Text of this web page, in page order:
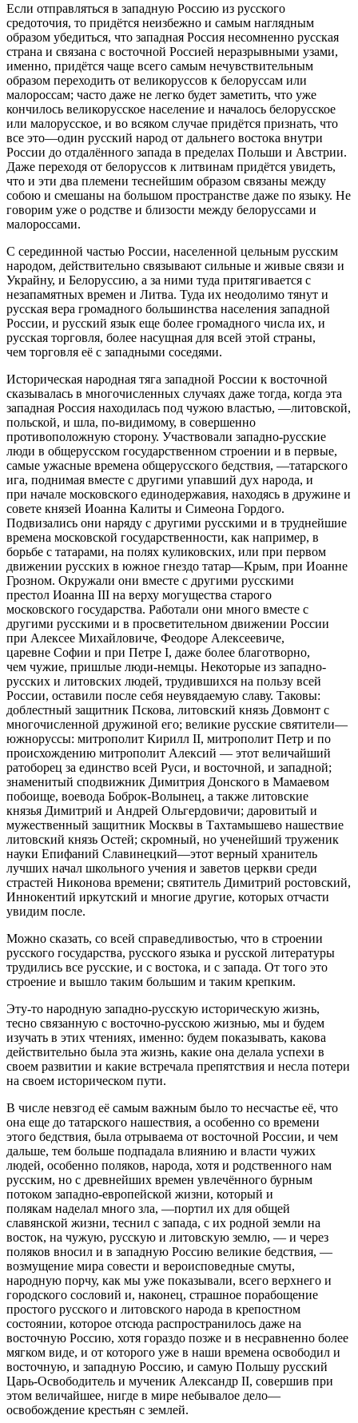
Если отправляться в западную Россию из русского
средоточия, то придётся неизбежно и самым наглядным
образом убедиться, что западная Россия несомненно русская
страна и связана с восточной Россией неразрывными узами,
именно, придётся чаще всего самым нечувствительным
образом переходить от великоруссов к белоруссам или
малороссам; часто даже не легко будет заметить, что уже
кончилось великорусское население и началось белорусское
или малорусское, и во всяком случае придётся признать, что
все это—один русский народ от дальнего востока внутри
России до отдалённого запада в пределах Польши и Австрии.
Даже переходя от белоруссов к литвинам придётся увидеть,
что и эти два племени теснейшим образом связаны между
собою и смешаны на большом пространстве даже по языку. Не
говорим уже о родстве и близости между белоруссами и
малороссами.
С серединной частью России, населенной цельным русским
народом, действительно связывают сильные и живые связи и
Украйну, и Белоруссию, а за ними туда притягивается с
незапамятных времен и Литва. Туда их неодолимо тянут и
русская вера громадного большинства населения западной
России, и русский язык еще более громадного числа их, и
русская торговля, более насущная для всей этой страны,
чем торговля её с западными соседями.
Историческая народная тяга западной России к восточной
сказывалась в многочисленных случаях даже тогда, когда эта
западная Россия находилась под чужою властью, —литовской,
польской, и шла, по-видимому, в совершенно
противоположную сторону. Участвовали западно-русские
люди в общерусском государственном строении и в первые,
самые ужасные времена общерусского бедствия, —татарского
ига, поднимая вместе с другими упавший дух народа, и
при начале московского единодержавия, находясь в дружине и
совете князей Иоанна Калиты и Симеона Гордого.
Подвизались они наряду с другими русскими и в труднейшие
времена московской государственности, как например, в
борьбе с татарами, на полях куликовских, или при первом
движении русских в южное гнездо татар—Крым, при Иоанне
Грозном. Окружали они вместе с другими русскими
престол Иоанна III на верху могущества старого
московского государства. Работали они много вместе с
другими русскими и в просветительном движении России
при Алексее Михайловиче, Феодоре Алексеевиче,
царевне Софии и при Петре I, даже более благотворно,
чем чужие, пришлые люди-немцы. Некоторые из западно-
русских и литовских людей, трудившихся на пользу всей
России, оставили после себя неувядаемую славу. Таковы:
доблестный защитник Пскова, литовский князь Довмонт с
многочисленной дружиной его; великие русские святители—
южноруссы: митрополит Кирилл II, митрополит Петр и по
происхождению митрополит Алексий — этот величайший
ратоборец за единство всей Руси, и восточной, и западной;
знаменитый сподвижник Димитрия Донского в Мамаевом
побоище, воевода Боброк-Волынец, а также литовские
князья Димитрий и Андрей Ольгердовичи; даровитый и
мужественный защитник Москвы в Тахтамышево нашествие
литовский князь Остей; скромный, но ученейший труженик
науки Епифаний Славинецкий—этот верный хранитель
лучших начал школьного учения и заветов церкви среди
страстей Никонова времени; святитель Димитрий ростовский,
Иннокентий иркутский и многие другие, которых отчасти
увидим после.
Можно сказать, со всей справедливостью, что в строении
русского государства, русского языка и русской литературы
трудились все русские, и с востока, и с запада. От того это
строение и вышло таким большим и таким крепким.
Эту-то народную западно-русскую историческую жизнь,
тесно связанную с восточно-русскою жизнью, мы и будем
изучать в этих чтениях, именно: будем показывать, какова
действительно была эта жизнь, какие она делала успехи в
своем развитии и какие встречала препятствия и несла потери
на своем историческом пути.
В числе невзгод её самым важным было то несчастье её, что
она еще до татарского нашествия, а особенно со времени
этого бедствия, была отрываема от восточной России, и чем
дальше, тем больше подпадала влиянию и власти чужих
людей, особенно поляков, народа, хотя и родственного нам
русским, но с древнейших времен увлечённого бурным
потоком западно-европейской жизни, который и
полякам наделал много зла, —портил их для общей
славянской жизни, теснил с запада, с их родной земли на
восток, на чужую, русскую и литовскую землю, — и через
поляков вносил и в западную Россию великие бедствия, —
возмущение мира совести и вероисповедные смуты,
народную порчу, как мы уже показывали, всего верхнего и
городского сословий и, наконец, страшное порабощение
простого русского и литовского народа в крепостном
состоянии, которое отсюда распространилось даже на
восточную Россию, хотя гораздо позже и в несравненно более
мягком виде, и от которого уже в наши времена освободил и
восточную, и западную Россию, и самую Польшу русский
Царь-Освободитель и мученик Александр II, совершив при
этом величайшее, нигде в мире небывалое дело—
освобождение крестьян с землей.